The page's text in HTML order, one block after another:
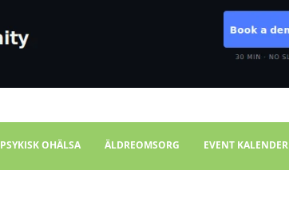
PSYKISK OHÄLSA ÄLDREOMSORG EVENT KALENDER